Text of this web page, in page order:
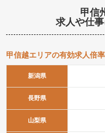
甲信
求人や仕
甲信越エリアの有効求人倍率
新潟県
長野県
山梨県